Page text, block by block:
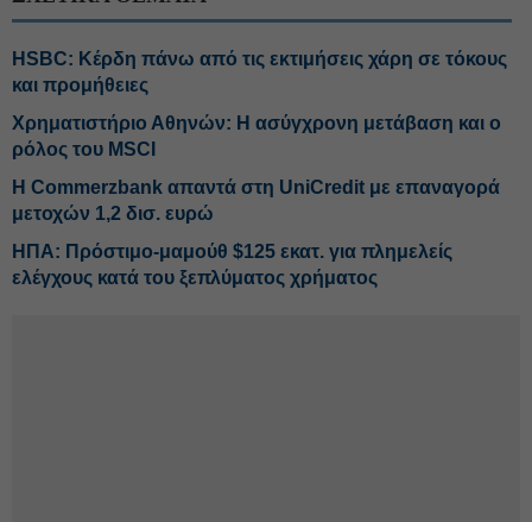
HSBC: Κέρδη πάνω από τις εκτιμήσεις χάρη σε τόκους
και προμήθειες
Χρηματιστήριο Αθηνών: Η ασύγχρονη μετάβαση και ο
ρόλος του MSCI
Η Commerzbank απαντά στη UniCredit με επαναγορά
μετοχών 1,2 δισ. ευρώ
ΗΠΑ: Πρόστιμο-μαμούθ $125 εκατ. για πλημελείς
ελέγχους κατά του ξεπλύματος χρήματος